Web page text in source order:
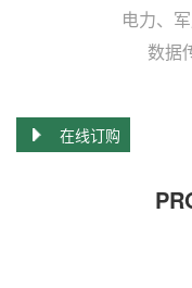
电力、
数据
在线订购